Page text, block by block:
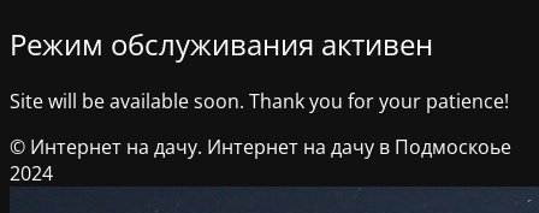
Режим обслуживания активен
Site will be available soon. Thank you for your patience!
© Интернет на дачу. Интернет на дачу в Подмоскоье
2024